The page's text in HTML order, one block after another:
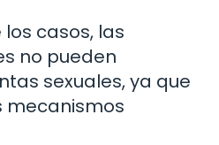
casos, las
no pueden
sexuales, ya que
mecanismos